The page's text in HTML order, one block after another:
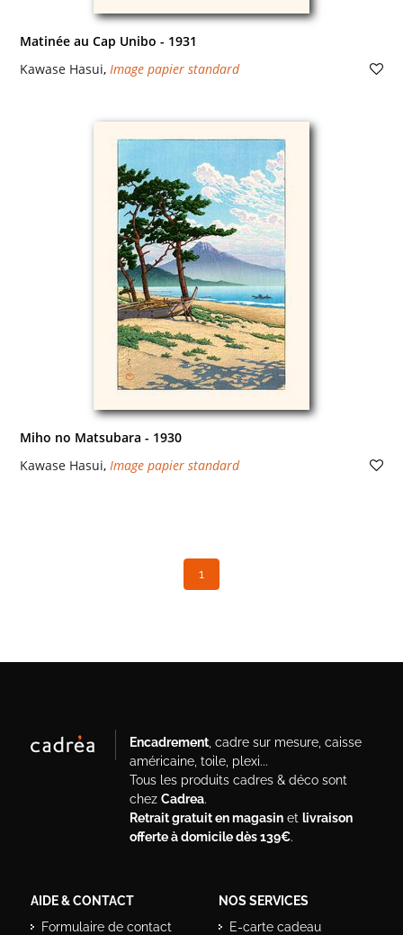
Matinée au Cap Unibo - 1931
Kawase Hasui, Image papier standard
Miho no Matsubara - 1930
Kawase Hasui, Image papier standard
1
Encadrement, cadre sur mesure, caisse
américaine, toile, plexi...
Tous les produits cadres & déco sont
chez Cadrea.
Retrait gratuit en magasinet livraison
offerte à domicile dès 139€.
AIDE & CONTACT
Formulaire de contact
NOS SERVICES
E-carte cadeau